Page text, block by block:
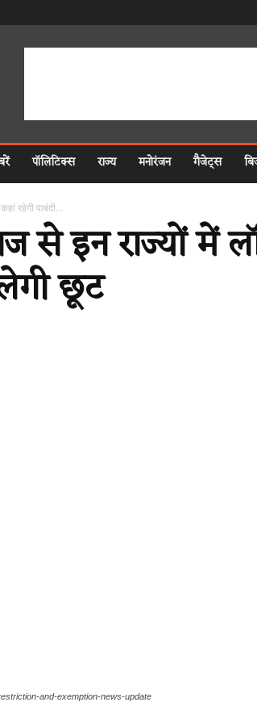
पॉलिटिक्स राज्य मनोरंजन गैजेट्स
रहेगी पाबंदी...
इन राज्यों में
छूट
and-exemption-news-update